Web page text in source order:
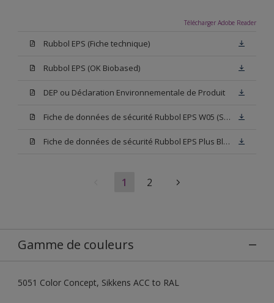
Télécharger Adobe Reader
Rubbol EPS (Fiche technique)
Rubbol EPS (OK Biobased)
DEP ou Déclaration Environnementale de Produit
Fiche de données de sécurité Rubbol EPS W05 (SDS)
Fiche de données de sécurité Rubbol EPS Plus Blanc (SDS)
1 2
Gamme de couleurs
5051 Color Concept, Sikkens ACC to RAL